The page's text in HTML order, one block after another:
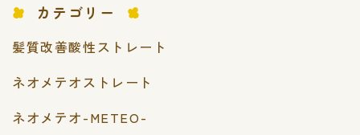
カテゴリー
髪質改善酸性ストレート
ネオメテオストレート
ネオメテオ-METEO-